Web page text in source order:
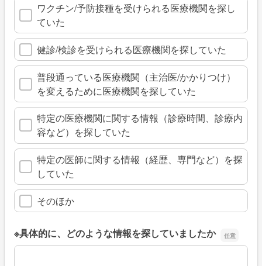
ワクチン/予防接種を受けられる医療機関を探し
ていた
健診/検診を受けられる医療機関を探していた
普段通っている医療機関（主治医/かかりつけ）
を変えるために医療機関を探していた
特定の医療機関に関する情報（診療時間、診療内
容など）を探していた
特定の医師に関する情報（経歴、専門など）を探
していた
そのほか
※具体的に、どのような情報を探していましたか
※具体的に、どのような情報を探していましたか